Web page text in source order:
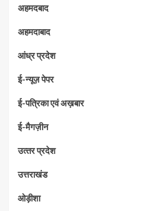
अहमदबाद
अहमदाबाद
आंध्र प्रदेश
ई-न्यूज़ पेपर
ई-पत्रिका एवं अख़बार
ई-मैगज़ीन
उत्‍तर प्रदेश
उत्तराखंड
ओड़ीशा